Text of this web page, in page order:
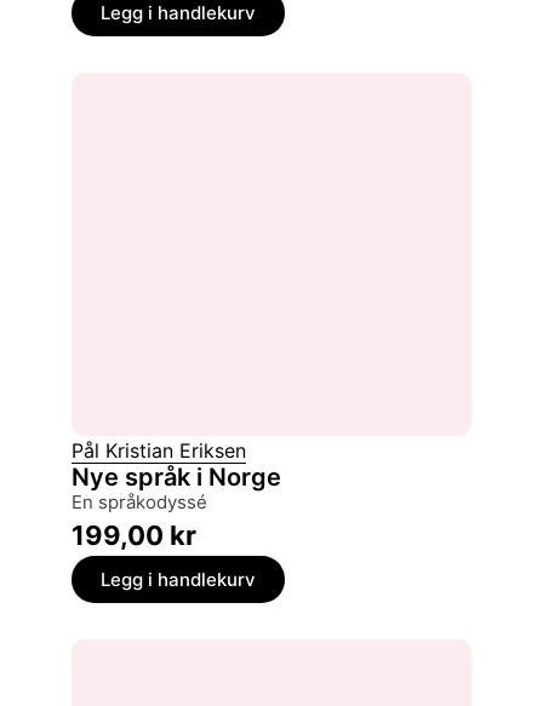
Legg i handlekurv
Pål Kristian Eriksen
Nye språk i Norge
en språkodyssé
199,00 kr
Legg i handlekurv